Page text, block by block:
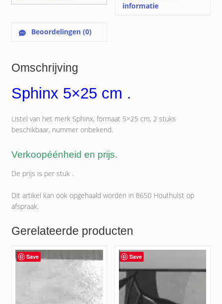
informatie
Beoordelingen (0)
Omschrijving
Sphinx 5×25 cm .
Listel van het merk Sphinx, formaat 5×25 cm, 2 stuks
beschikbaar, nummer onbekend.
Verkoopéénheid en prijs.
De prijs is per stuk .
Dit artikel kan ook opgehaald worden in 8650 Houthulst op
afspraak.
Gerelateerde producten
Save Save